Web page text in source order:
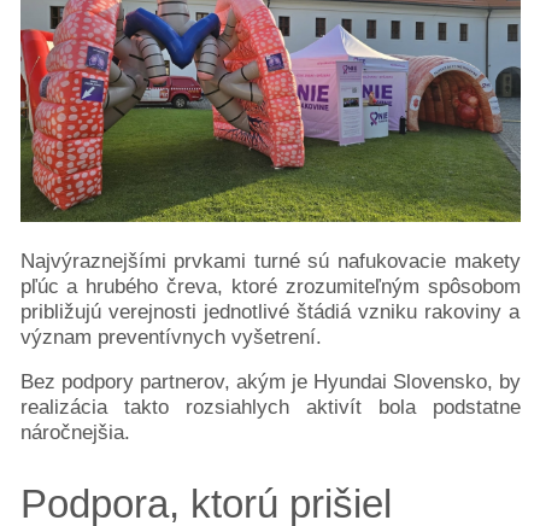
Najvýraznejšími prvkami turné sú nafukovacie makety
pľúc a hrubého čreva, ktoré zrozumiteľným spôsobom
približujú verejnosti jednotlivé štádiá vzniku rakoviny a
význam preventívnych vyšetrení.
Bez podpory partnerov, akým je Hyundai Slovensko, by
realizácia takto rozsiahlych aktivít bola podstatne
náročnejšia.
Podpora, ktorú prišiel